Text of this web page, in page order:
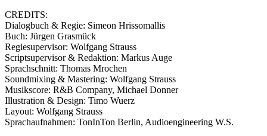
CREDITS:
Dialogbuch & Regie: Simeon Hrissomallis
Buch: Jürgen Grasmück
Regiesupervisor: Wolfgang Strauss
Scriptsupervisor & Redaktion: Markus Auge
Sprachschnitt: Thomas Mrochen
Soundmixing & Mastering: Wolfgang Strauss
Musikscore: R&B Company, Michael Donner
Illustration & Design: Timo Wuerz
Layout: Wolfgang Strauss
Sprachaufnahmen: TonInTon Berlin, Audioengineering W.S.